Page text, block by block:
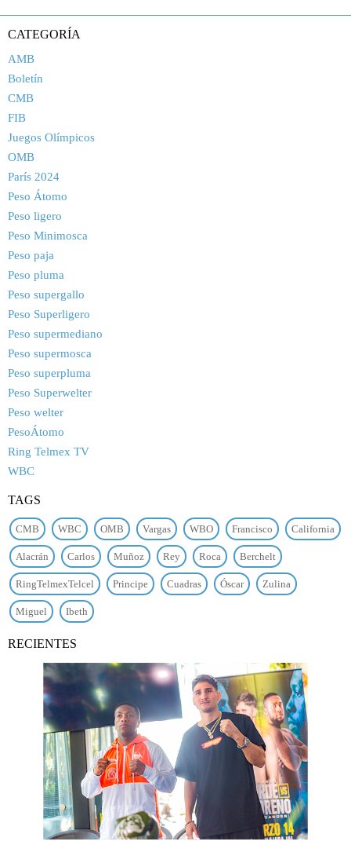
CATEGORÍA
AMB
Boletín
CMB
FIB
Juegos Olímpicos
OMB
París 2024
Peso Átomo
Peso ligero
Peso Minimosca
Peso paja
Peso pluma
Peso supergallo
Peso Superligero
Peso supermediano
Peso supermosca
Peso superpluma
Peso Superwelter
Peso welter
PesoÁtomo
Ring Telmex TV
WBC
TAGS
CMB WBC OMB Vargas WBO Francisco California
Alacrán Carlos Muñoz Rey Roca Berchelt
RingTelmexTelcel Principe Cuadras Óscar Zulina
Miguel Ibeth
RECIENTES